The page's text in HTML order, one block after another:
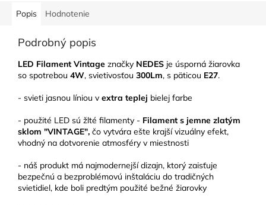
Popis Hodnotenie
Podrobný popis
LED Filament Vintage značky NEDES je úsporná žiarovka
so spotrebou 4W, svietivosťou 300Lm, s päticou E27.
- svieti jasnou líniou v extra teplej bielej farbe
- použité LED sú žlté filamenty - Filament s jemne zlatým
sklom "VINTAGE", čo vytvára ešte krajší vizuálny efekt,
vhodný na dotvorenie atmosféry v miestnosti
- náš produkt má najmodernejší dizajn, ktorý zaisťuje
bezpečnú a bezproblémovú inštaláciu do tradičných
svietidiel, kde boli predtým použité bežné žiarovky